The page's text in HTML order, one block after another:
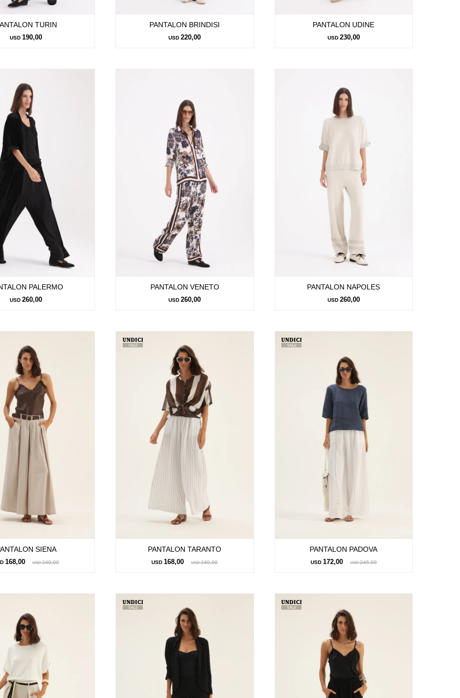
TURIN
USD 190,00
PANTALON BRINDISI
USD 220,00
PANTALON UDINE
USD 230,00
PALERMO
USD 260,00
PANTALON VENETO
USD 260,00
PANTALON NAPOLES
USD 260,00
SIENA
168,00 USD 240,00
PANTALON TARANTO
USD 168,00 USD 240,00
PANTALON PADOVA
USD 172,00 USD 245,00